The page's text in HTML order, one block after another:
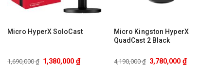
Micro HyperX SoloCast
1,690,000₫ 1,380,000 ₫
Micro Kingston HyperX
QuadCast 2 Black
4,190,000₫ 3,780,000 ₫